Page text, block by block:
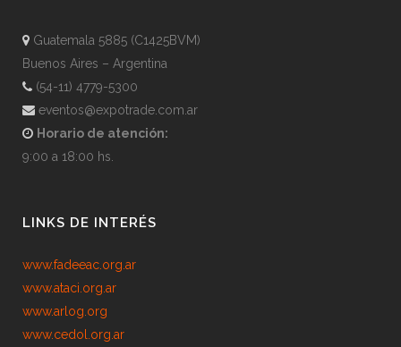
Guatemala 5885 (C1425BVM)
Buenos Aires – Argentina
(54-11) 4779-5300
eventos@expotrade.com.ar
Horario de atención:
9:00 a 18:00 hs.
LINKS DE INTERÉS
www.fadeeac.org.ar
www.ataci.org.ar
www.arlog.org
www.cedol.org.ar